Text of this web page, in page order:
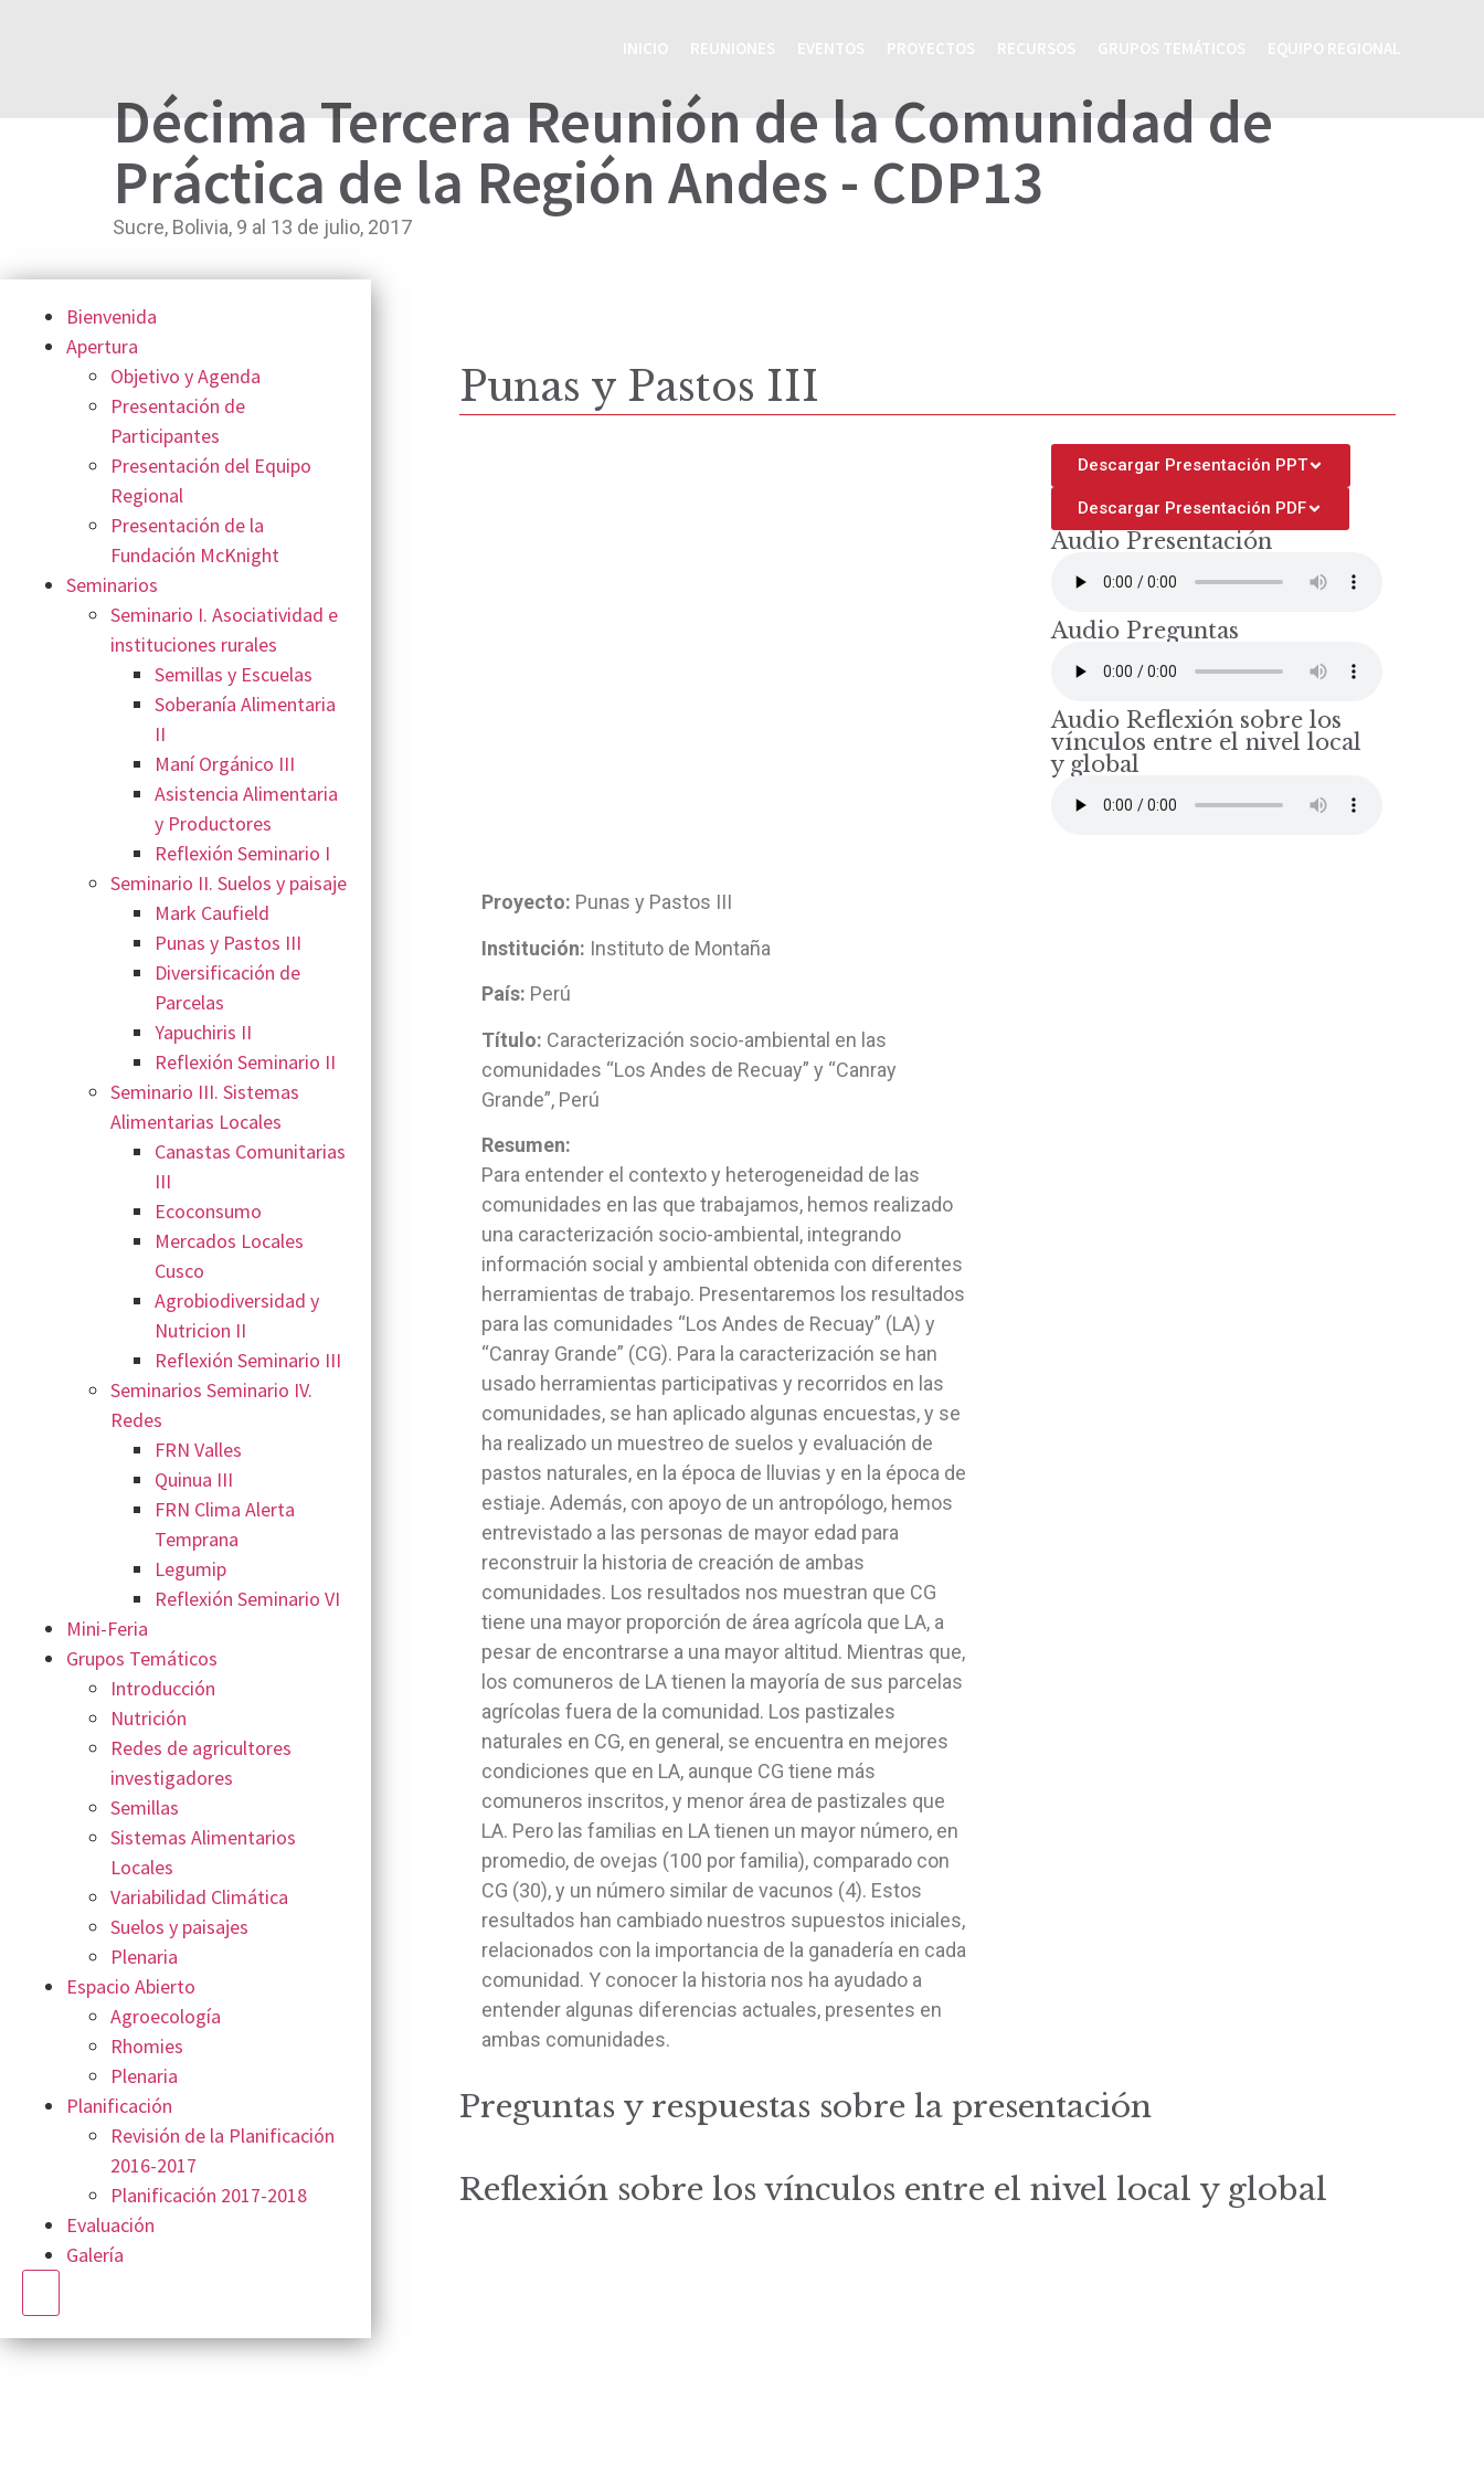
Décima Tercera Reunión de la Comunidad de
Práctica de la Región Andes - CDP13
Sucre, Bolivia, 9 al 13 de julio, 2017
Bienvenida
Apertura
Objetivo y Agenda
Presentación de
Participantes
Presentación del Equipo
Regional
Presentación de la
Fundación McKnight
Seminarios
Seminario I. Asociatividad e
instituciones rurales
Semillas y Escuelas
Soberanía Alimentaria
II
Maní Orgánico III
Asistencia Alimentaria
y Productores
Reflexión Seminario I
Seminario II. Suelos y paisaje
Mark Caufield
Punas y Pastos III
Diversificación de
Parcelas
Yapuchiris II
Reflexión Seminario II
Seminario III. Sistemas
Alimentarias Locales
Canastas Comunitarias
III
Ecoconsumo
Mercados Locales
Cusco
Agrobiodiversidad y
Nutricion II
Reflexión Seminario III
Seminarios Seminario IV.
Redes
FRN Valles
Quinua III
FRN Clima Alerta
Temprana
Legumip
Reflexión Seminario VI
Mini-Feria
Grupos Temáticos
Introducción
Nutrición
Redes de agricultores
investigadores
Semillas
Sistemas Alimentarios
Locales
Variabilidad Climática
Suelos y paisajes
Plenaria
Espacio Abierto
Agroecología
Rhomies
Plenaria
Planificación
Revisión de la Planificación
2016-2017
Planificación 2017-2018
Evaluación
Galería
Punas y Pastos III
Descargar Presentación PPT
Descargar Presentación PDF
Audio Presentación
Audio Preguntas
Audio Reflexión sobre los
vínculos entre el nivel local
y global
Proyecto: Punas y Pastos III
Institución: Instituto de Montaña
País: Perú
Título: Caracterización socio-ambiental en las
comunidades “Los Andes de Recuay” y “Canray
Grande”, Perú
Resumen:
Para entender el contexto y heterogeneidad de las
comunidades en las que trabajamos, hemos realizado
una caracterización socio-ambiental, integrando
información social y ambiental obtenida con diferentes
herramientas de trabajo. Presentaremos los resultados
para las comunidades “Los Andes de Recuay” (LA) y
“Canray Grande” (CG). Para la caracterización se han
usado herramientas participativas y recorridos en las
comunidades, se han aplicado algunas encuestas, y se
ha realizado un muestreo de suelos y evaluación de
pastos naturales, en la época de lluvias y en la época de
estiaje. Además, con apoyo de un antropólogo, hemos
entrevistado a las personas de mayor edad para
reconstruir la historia de creación de ambas
comunidades. Los resultados nos muestran que CG
tiene una mayor proporción de área agrícola que LA, a
pesar de encontrarse a una mayor altitud. Mientras que,
los comuneros de LA tienen la mayoría de sus parcelas
agrícolas fuera de la comunidad. Los pastizales
naturales en CG, en general, se encuentra en mejores
condiciones que en LA, aunque CG tiene más
comuneros inscritos, y menor área de pastizales que
LA. Pero las familias en LA tienen un mayor número, en
promedio, de ovejas (100 por familia), comparado con
CG (30), y un número similar de vacunos (4). Estos
resultados han cambiado nuestros supuestos iniciales,
relacionados con la importancia de la ganadería en cada
comunidad. Y conocer la historia nos ha ayudado a
entender algunas diferencias actuales, presentes en
ambas comunidades.
Preguntas y respuestas sobre la presentación
Reflexión sobre los vínculos entre el nivel local y global